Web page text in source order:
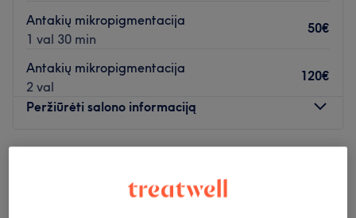
Antakių mikropigmentacija
1 val 30 min
50€
Antakių mikropigmentacija
2 val
120€
Peržiūrėti salono informaciją
Pirmadienis 10:00–20:00